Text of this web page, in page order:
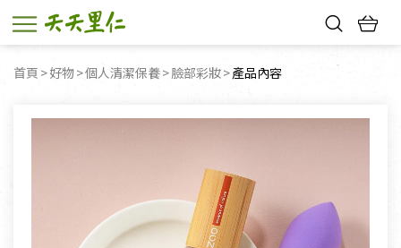
首頁 好物 個人清潔保養 臉部彩妝 目前頁面：
產品內容